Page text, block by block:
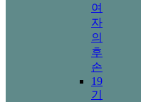
여
자
의
후
손
19
기